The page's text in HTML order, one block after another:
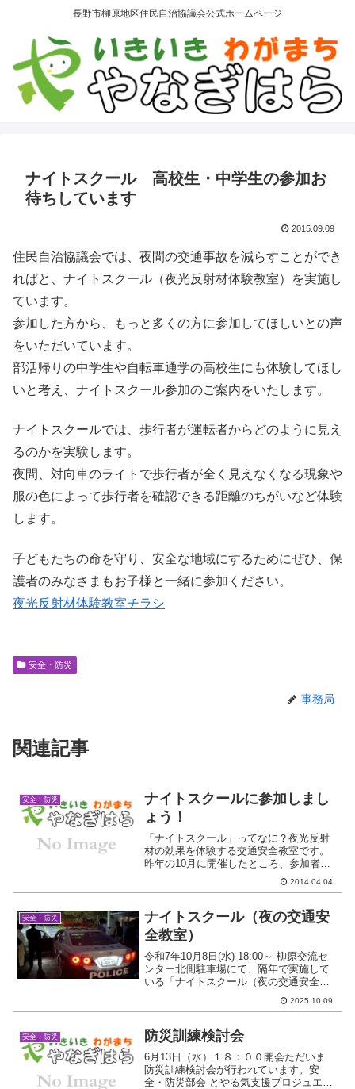
長野市柳原地区住民自治協議会公式ホームページ
ナイトスクール 高校生・中学生の参加お
待ちしています
2015.09.09
住民自治協議会では、夜間の交通事故を減らすことができ
ればと、ナイトスクール（夜光反射材体験教室）を実施し
ています。
参加した方から、もっと多くの方に参加してほしいとの声
をいただいています。
部活帰りの中学生や自転車通学の高校生にも体験してほし
いと考え、ナイトスクール参加のご案内をいたします。
ナイトスクールでは、歩行者が運転者からどのように見え
るのかを実験します。
夜間、対向車のライトで歩行者が全く見えなくなる現象や
服の色によって歩行者を確認できる距離のちがいなど体験
します。
子どもたちの命を守り、安全な地域にするためにぜひ、保
護者のみなさまもお子様と一緒に参加ください。
夜光反射材体験教室チラシ
安全・防災
事務局
関連記事
安全・防災
ナイトスクールに参加しまし
ょう！
「ナイトスクール」ってなに？夜光反射
材の効果を体験する交通安全教室です。
昨年の10月に開催したところ、参加者か
らとてもいい体験ができたとの声が多数
でした。夜間の車のライトと歩行者の見
す。自動車を運転する人も...
2014.04.04
安全・防災
ナイトスクール（夜の交通安
全教室）
令和7年10月8日(水) 18:00～ 柳原交流セ
ンター北側駐車場にて、隔年で実施して
いる「ナイトスクール（夜の交通安全教
室）」を開催しました。（公益財団法人
交通事故総合分析センターによると）夜
が道路横...
2025.10.09
安全・防災 防災訓練検討会
6月13日（水）１８：００開会ただいま
防災訓練検討会が行われています。安
全・防災部会 とやる気支援プロジュエク